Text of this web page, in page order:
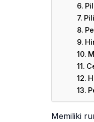
Memiliki